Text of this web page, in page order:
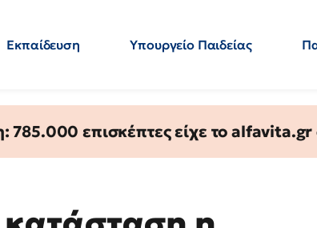
Εκπαίδευση Υπουργείο Παιδείας
επισκέπτες είχε το alfavita.gr